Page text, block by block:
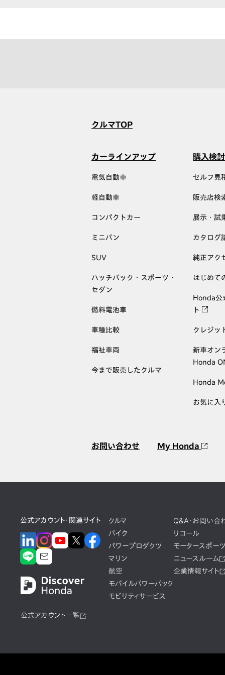
クルマTOP
カーラインアップ
電気自動車
軽自動車
コンパクトカー
ミニバン
SUV
ハッチバック・スポーツ・
セダン
燃料電池車
車種比較
福祉車両
今まで販売したクルマ
購入検
セルフ見
販売店検
展示・試
カタログ
純正アク
はじめて
Honda公
ト
クレジッ
新車オン
Honda
Honda
お気に入
お問い合わせ My Honda
公式アカウント・関連サイト
公式アカウント一覧
クルマ
バイク
パワープロダクツ
マリン
航空
モバイルパワーパック
モビリティサービス
Q&A・お問い合
リコール
モータースポーツ
ニュースルーム
企業情報サイト